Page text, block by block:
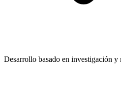
Desarrollo basado en investigación y